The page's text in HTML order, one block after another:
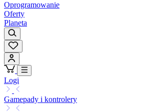
Oprogramowanie
Oferty
Planeta
Logi
Gamepady i kontrolery